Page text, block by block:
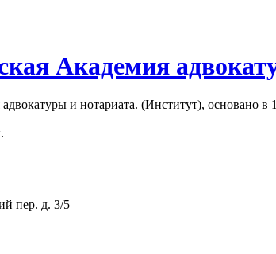
Академия
и нотариата. (Институт), основано в
пер. д. 3/5